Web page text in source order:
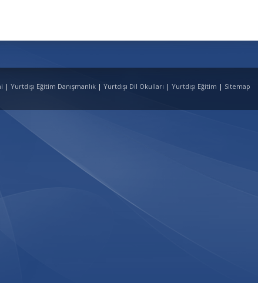
| Yurtdışı Eğitim Danışmanlık | Yurtdışı Dil Okulları | Yurtdışı Eğitim | Sitemap